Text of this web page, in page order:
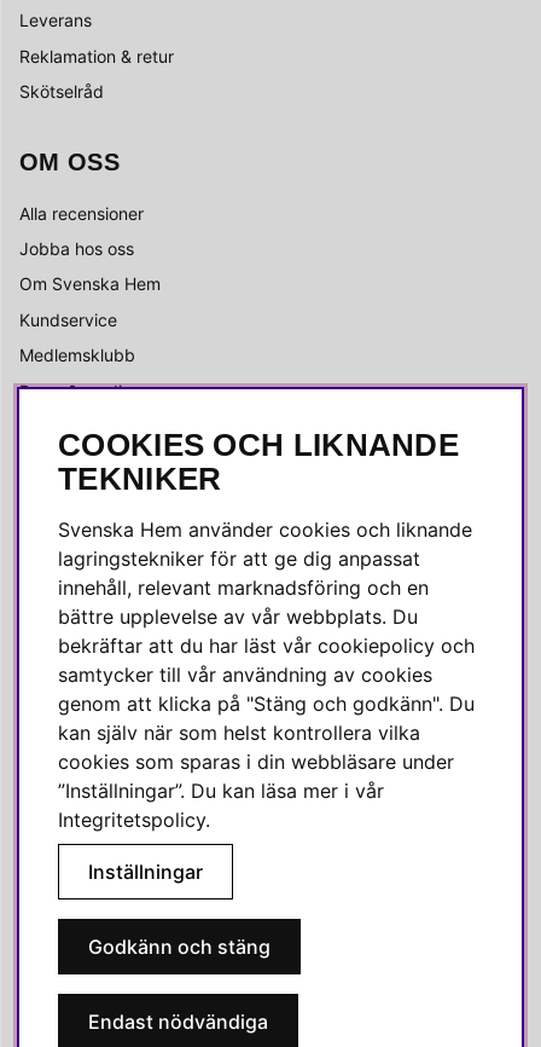
Leverans
Reklamation & retur
Skötselråd
OM OSS
Alla recensioner
Jobba hos oss
Om Svenska Hem
Kundservice
Medlemsklubb
Press & media
SOCIALA MEDIER
Instagram
Linkedin
Pinterest
SVENSKA HEM
Varmt välkommen till Svenska Hem!
Vi värdesätter våra kunder högt och finns här för att hjälpa dig
om du har några frågor eller vill ha inspiration.
010-35 00 610
E-post: e-handel@svenskahem.se
Våra butiker
COOKIES OCH LIKNANDE
TEKNIKER
Svenska Hem använder cookies och liknande
lagringstekniker för att ge dig anpassat
innehåll, relevant marknadsföring och en
bättre upplevelse av vår webbplats. Du
bekräftar att du har läst vår cookiepolicy och
samtycker till vår användning av cookies
genom att klicka på "Stäng och godkänn". Du
kan själv när som helst kontrollera vilka
cookies som sparas i din webbläsare under
”Inställningar”. Du kan läsa mer i vår
Integritetspolicy.
Inställningar
Godkänn och stäng
Endast nödvändiga